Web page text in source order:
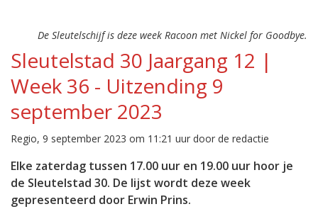
De Sleutelschijf is deze week Racoon met Nickel for Goodbye.
Sleutelstad 30 Jaargang 12 |
Week 36 - Uitzending 9
september 2023
Regio, 9 september 2023 om 11:21 uur door de redactie
Elke zaterdag tussen 17.00 uur en 19.00 uur hoor je
de Sleutelstad 30. De lijst wordt deze week
gepresenteerd door Erwin Prins.